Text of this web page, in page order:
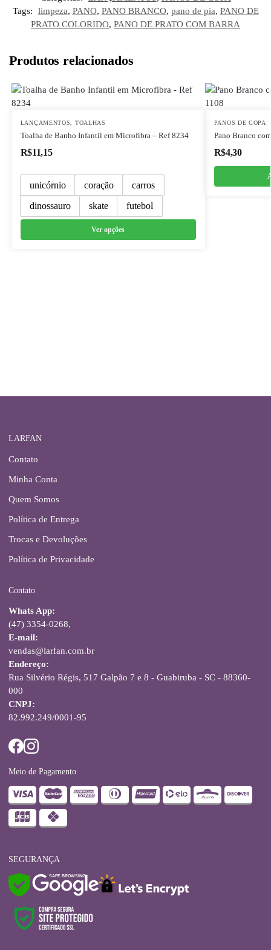
Tags:
limpeza, PANO, PANO BRANCO, pano de pia, PANO DE
PRATO COLORIDO, PANO DE PRATO COM BARRA
Produtos relacionados
LANÇAMENTOS TOALHAS
Toalha de Banho Infantil em Microfibra – Ref 8234
R$11,15
unicórnio coração
carros
dinossauro
skate futebol
Ver opções
PANOS DE COPA
Pano Branco
R$4,30
LARFAN
Contato
Minha Conta
Quem Somos
Política de Entrega
Trocas e Devoluções
Política de Privacidade
Contato
Whats App:
(47) 3354-0268,
E-mail:
vendas@larfan.com.br
Endereço:
Rua Silvério Régis, 517 Galpão 7 e 8 - Guabiruba - SC - 88360-
000
CNPJ:
82.992.249/0001-95
Meio de Pagamento
SEGURANÇA
SAFE BROWSING